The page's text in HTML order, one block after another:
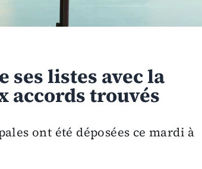
ses listes avec la
accords trouvés
ont été déposées ce mardi à